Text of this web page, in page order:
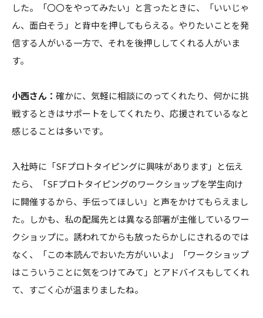
した。「〇〇をやってみたい」と言ったときに、「いいじゃ
ん、面白そう」と背中を押してもらえる。やりたいことを発
信する人がいる一方で、それを後押ししてくれる人がいま
す。
小西さん： 確かに、気軽に相談にのってくれたり、何かに挑
戦するときはサポートをしてくれたり、応援されているなと
感じることは多いです。
入社時に「SFプロトタイピングに興味があります」と伝え
たら、「SFプロトタイピングのワークショップを学生向け
に開催するから、手伝ってほしい」と声をかけてもらえまし
た。しかも、私の配属先とは異なる部署が主催しているワー
クショップに。誘われてからも放ったらかしにされるのでは
なく、「この本読んでおいた方がいいよ」「ワークショップ
はこういうことに気をつけてみて」とアドバイスもしてくれ
て、すごく心が温まりましたね。